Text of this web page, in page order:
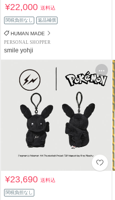
¥22,000送料込
関税負担なし 返品補償
HUMAN MADE
PERSONAL SHOPPER
smile yohji
¥23,690送料込
関税負担なし